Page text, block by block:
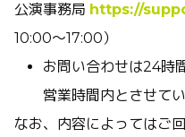
公演事務局 https://
10:00～17:00）
お問い合わせは24時
営業時間内とさせて
なお、内容によってはご